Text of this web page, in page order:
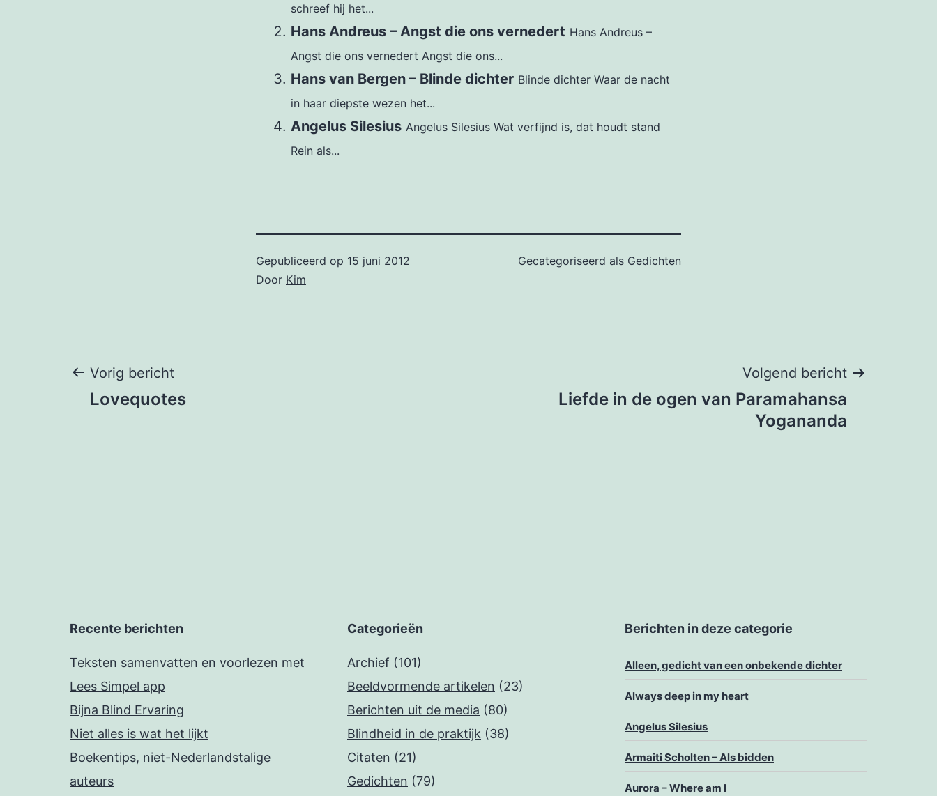
schreef hij het...
Hans Andreus – Angst die ons vernedert Hans Andreus –
Angst die ons vernedert Angst die ons...
Hans van Bergen – Blinde dichter Blinde dichter Waar de nacht
in haar diepste wezen het...
Angelus Silesius Angelus Silesius Wat verfijnd is, dat houdt stand
Rein als...
Gepubliceerd op 15 juni 2012
Door Kim
Gecategoriseerd als Gedichten
Bericht
Vorig bericht
Lovequotes
Volgend bericht
Liefde in de ogen van Paramahansa
Yogananda
Recente berichten
Teksten samenvatten en voorlezen met
Lees Simpel app
Bijna Blind Ervaring
Niet alles is wat het lijkt
Boekentips, niet-Nederlandstalige
auteurs
Categorieën
Archief (101)
Beeldvormende artikelen (23)
Berichten uit de media (80)
Blindheid in de praktijk (38)
Citaten (21)
Gedichten (79)
Berichten in deze categorie
Alleen, gedicht van een onbekende dichter
Always deep in my heart
Angelus Silesius
Armaiti Scholten – Als bidden
Aurora – Where am I